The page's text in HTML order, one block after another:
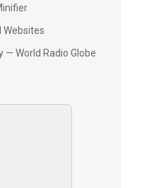
Websites
— World Radio Globe